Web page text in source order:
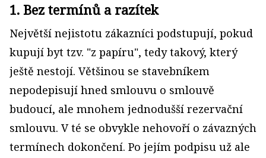
1. Bez termínů a razítek
Největší nejistotu zákazníci podstupují, pokud
kupují byt tzv. "z papíru", tedy takový, který
ještě nestojí. Většinou se stavebníkem
nepodepisují hned smlouvu o smlouvě
budoucí, ale mnohem jednodušší rezervační
smlouvu. V té se obvykle nehovoří o závazných
termínech dokončení. Po jejím podpisu už ale